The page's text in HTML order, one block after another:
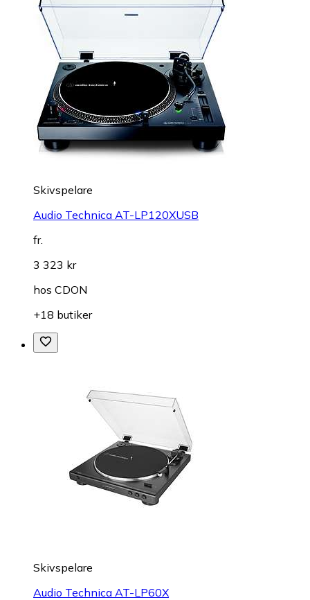
Skivspelare
Audio Technica AT-LP120XUSB
fr.
3 323 kr
hos CDON
+18 butiker
Skivspelare
Audio Technica AT-LP60X